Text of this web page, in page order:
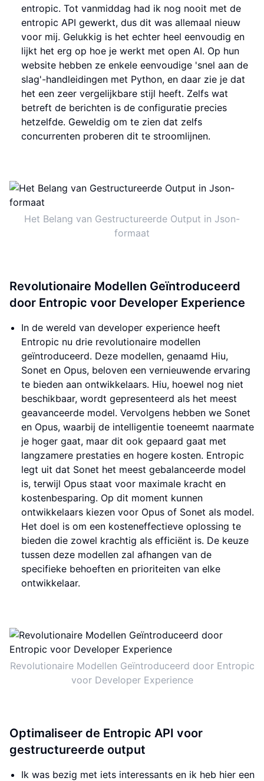
entropic. Tot vanmiddag had ik nog nooit met de
entropic API gewerkt, dus dit was allemaal nieuw
voor mij. Gelukkig is het echter heel eenvoudig en
lijkt het erg op hoe je werkt met open AI. Op hun
website hebben ze enkele eenvoudige 'snel aan de
slag'-handleidingen met Python, en daar zie je dat
het een zeer vergelijkbare stijl heeft. Zelfs wat
betreft de berichten is de configuratie precies
hetzelfde. Geweldig om te zien dat zelfs
concurrenten proberen dit te stroomlijnen.
Het Belang van Gestructureerde Output in Json-
formaat
Revolutionaire Modellen Geïntroduceerd
door Entropic voor Developer Experience
In de wereld van developer experience heeft
Entropic nu drie revolutionaire modellen
geïntroduceerd. Deze modellen, genaamd Hiu,
Sonet en Opus, beloven een vernieuwende ervaring
te bieden aan ontwikkelaars. Hiu, hoewel nog niet
beschikbaar, wordt gepresenteerd als het meest
geavanceerde model. Vervolgens hebben we Sonet
en Opus, waarbij de intelligentie toeneemt naarmate
je hoger gaat, maar dit ook gepaard gaat met
langzamere prestaties en hogere kosten. Entropic
legt uit dat Sonet het meest gebalanceerde model
is, terwijl Opus staat voor maximale kracht en
kostenbesparing. Op dit moment kunnen
ontwikkelaars kiezen voor Opus of Sonet als model.
Het doel is om een kosteneffectieve oplossing te
bieden die zowel krachtig als efficiënt is. De keuze
tussen deze modellen zal afhangen van de
specifieke behoeften en prioriteiten van elke
ontwikkelaar.
Revolutionaire Modellen Geïntroduceerd door Entropic
voor Developer Experience
Optimaliseer de Entropic API voor
gestructureerde output
Ik was bezig met iets interessants en ik heb hier een